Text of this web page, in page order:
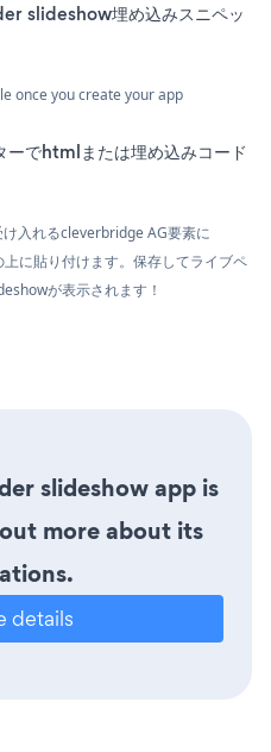
slideshow埋め込みスニペッ
once you create your app
でhtmlまたは埋め込みコード
入れるcleverbridge AG要素に
に貼り付けます。保存してライブペ
が表示されます！
slideshow app is
more about its
details